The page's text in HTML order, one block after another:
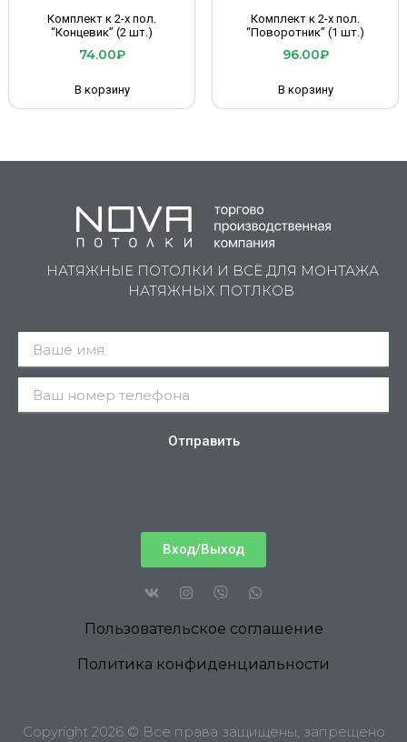
Комплект к 2-х пол.
“Концевик” (2 шт.)
74.00₽
В корзину
Комплект к 2-х пол.
“Поворотник” (1 шт.)
96.00₽
В корзину
НАТЯЖНЫЕ ПОТОЛКИ И ВСЁ ДЛЯ МОНТАЖА
НАТЯЖНЫХ ПОТЛКОВ
Отправить
Вход/Выход
Пользовательское соглашение
Политика конфиденциальности
Copyright 2026 © Все права защищены, запрещено